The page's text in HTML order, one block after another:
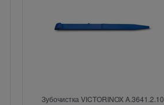
Зубочистка VICTORINOX A.3641.2.10